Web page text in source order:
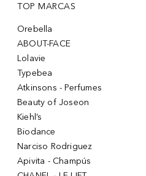
TOP MARCAS
Orebella
ABOUT-FACE
Lolavie
Typebea
Atkinsons - Perfumes
Beauty of Joseon
Kiehl’s
Biodance
Narciso Rodriguez
Apivita - Champús